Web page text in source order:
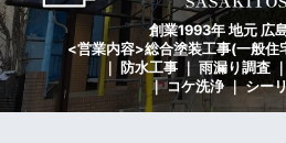
創業1993年 地元 広
<営業内容>総合塗装工事(一般住
｜ 防水工事 ｜ 雨漏り調査
｜ コケ洗浄 ｜ シー